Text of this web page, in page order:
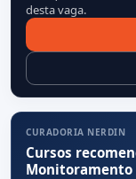
desta vaga.
CURADORIA NERDIN
Cursos
Monitoramento